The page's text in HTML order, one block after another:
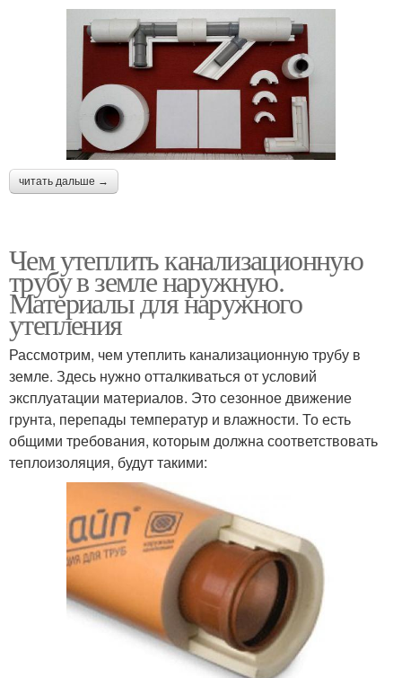
читать дальше →
Чем утеплить канализационную
трубу в земле наружную.
Материалы для наружного
утепления
Рассмотрим, чем утеплить канализационную трубу в
земле. Здесь нужно отталкиваться от условий
эксплуатации материалов. Это сезонное движение
грунта, перепады температур и влажности. То есть
общими требования, которым должна соответствовать
теплоизоляция, будут такими: